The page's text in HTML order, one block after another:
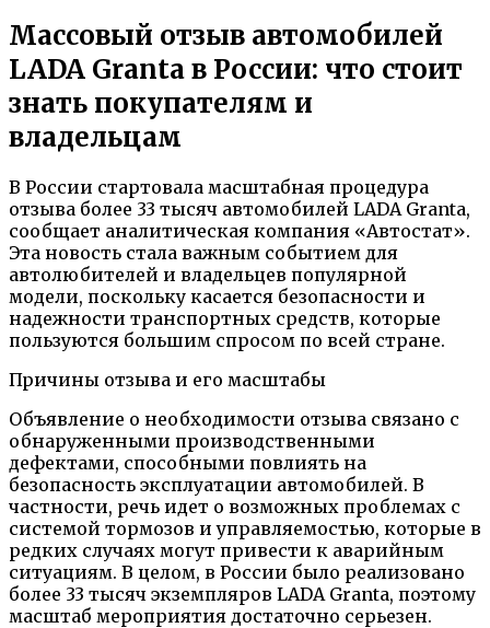
Массовый отзыв автомобилей
LADA Granta в России: что стоит
знать покупателям и
владельцам
В России стартовала масштабная процедура
отзыва более 33 тысяч автомобилей LADA Granta,
сообщает аналитическая компания «Автостат».
Эта новость стала важным событием для
автолюбителей и владельцев популярной
модели, поскольку касается безопасности и
надежности транспортных средств, которые
пользуются большим спросом по всей стране.
Причины отзыва и его масштабы
Объявление о необходимости отзыва связано с
обнаруженными производственными
дефектами, способными повлиять на
безопасность эксплуатации автомобилей. В
частности, речь идет о возможных проблемах с
системой тормозов и управляемостью, которые в
редких случаях могут привести к аварийным
ситуациям. В целом, в России было реализовано
более 33 тысяч экземпляров LADA Granta, поэтому
масштаб мероприятия достаточно серьезен.